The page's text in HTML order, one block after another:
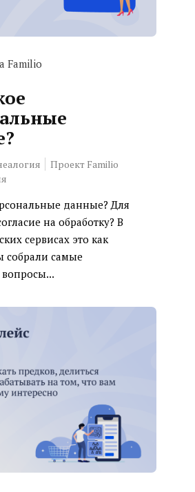
Familio
Проект Familio
данные? Для
на обработку? В
сервисах это как
собрали самые